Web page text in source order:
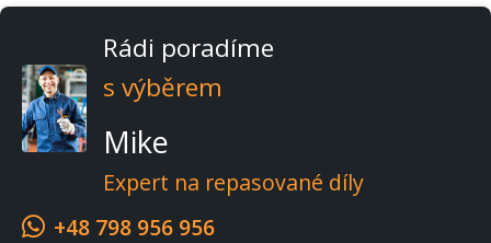
Rádi poradíme
s výběrem
Mike
Expert na repasované díly
+48 798 956 956